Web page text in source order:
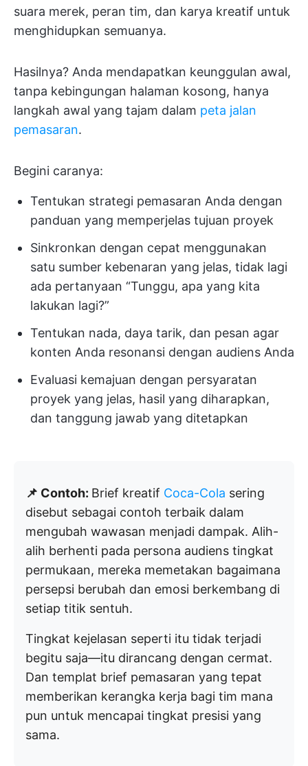
suara merek, peran tim, dan karya kreatif untuk
menghidupkan semuanya.
Hasilnya? Anda mendapatkan keunggulan awal,
tanpa kebingungan halaman kosong, hanya
langkah awal yang tajam dalam peta jalan
pemasaran.
Begini caranya:
Tentukan strategi pemasaran Anda dengan
panduan yang memperjelas tujuan proyek
Sinkronkan dengan cepat menggunakan
satu sumber kebenaran yang jelas, tidak lagi
ada pertanyaan “Tunggu, apa yang kita
lakukan lagi?”
Tentukan nada, daya tarik, dan pesan agar
konten Anda resonansi dengan audiens Anda
Evaluasi kemajuan dengan persyaratan
proyek yang jelas, hasil yang diharapkan,
dan tanggung jawab yang ditetapkan
📌 Contoh: Brief kreatif Coca-Cola sering
disebut sebagai contoh terbaik dalam
mengubah wawasan menjadi dampak. Alih-
alih berhenti pada persona audiens tingkat
permukaan, mereka memetakan bagaimana
persepsi berubah dan emosi berkembang di
setiap titik sentuh.
Tingkat kejelasan seperti itu tidak terjadi
begitu saja—itu dirancang dengan cermat.
Dan templat brief pemasaran yang tepat
memberikan kerangka kerja bagi tim mana
pun untuk mencapai tingkat presisi yang
sama.